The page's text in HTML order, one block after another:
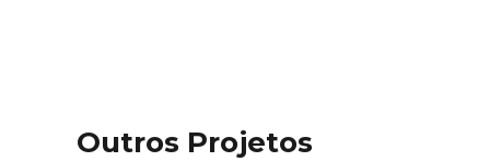
Outros Projetos